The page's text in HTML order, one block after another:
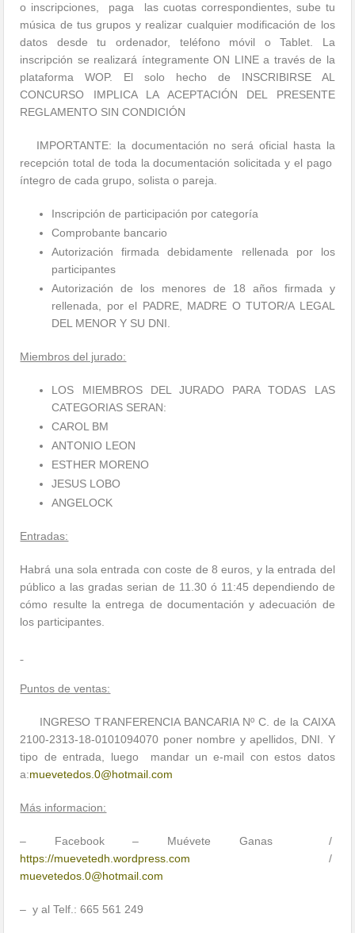
o inscripciones, paga las cuotas correspondientes, sube tu
música de tus grupos y realizar cualquier modificación de los
datos desde tu ordenador, teléfono móvil o Tablet. La
inscripción se realizará íntegramente ON LINE a través de la
plataforma WOP. El solo hecho de INSCRIBIRSE AL
CONCURSO IMPLICA LA ACEPTACIÓN DEL PRESENTE
REGLAMENTO SIN CONDICIÓN
IMPORTANTE: la documentación no será oficial hasta la
recepción total de toda la documentación solicitada y el pago
íntegro de cada grupo, solista o pareja.
Inscripción de participación por categoría
Comprobante bancario
Autorización firmada debidamente rellenada por los
participantes
Autorización de los menores de 18 años firmada y
rellenada, por el PADRE, MADRE O TUTOR/A LEGAL
DEL MENOR Y SU DNI.
Miembros del jurado:
LOS MIEMBROS DEL JURADO PARA TODAS LAS
CATEGORIAS SERAN:
CAROL BM
ANTONIO LEON
ESTHER MORENO
JESUS LOBO
ANGELOCK
Entradas:
Habrá una sola entrada con coste de 8 euros, y la entrada del
público a las gradas serian de 11.30 ó 11:45 dependiendo de
cómo resulte la entrega de documentación y adecuación de
los participantes.
Puntos de ventas:
INGRESO TRANFERENCIA BANCARIA Nº C. de la CAIXA
2100-2313-18-0101094070 poner nombre y apellidos, DNI. Y
tipo de entrada, luego mandar un e-mail con estos datos
a:muevetedos.0@hotmail.com
Más informacion:
– Facebook – Muévete Ganas /
https://muevetedh.wordpress.com /
muevetedos.0@hotmail.com
– y al Telf.: 665 561 249